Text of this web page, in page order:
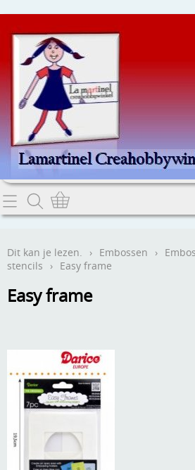
Home
Contact
Webwinkel
Aanbiedingen
Andere
Dies om te stansen
Verzend - en verpakkingsk
Mijn account
Info
Dit kan je lezen. › Embossen ›
stencils
› Easy frame
Easy frame